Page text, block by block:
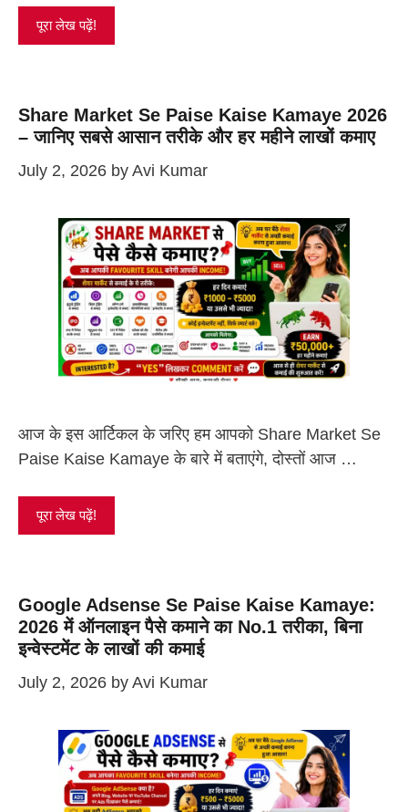
पूरा लेख पढ़ें!
Share Market Se Paise Kaise Kamaye 2026
– जानिए सबसे आसान तरीके और हर महीने लाखों कमाए
July 2, 2026 by Avi Kumar
आज के इस आर्टिकल के जरिए हम आपको Share Market Se
Paise Kaise Kamaye के बारे में बताएंगे, दोस्तों आज …
पूरा लेख पढ़ें!
Google Adsense Se Paise Kaise Kamaye:
2026 में ऑनलाइन पैसे कमाने का No.1 तरीका, बिना
इन्वेस्टमेंट के लाखों की कमाई
July 2, 2026 by Avi Kumar